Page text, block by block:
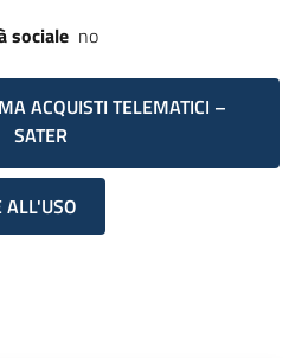
sociale no
ACQUISTI TELEMATICI –
SATER
ALL'USO